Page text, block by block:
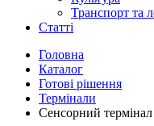
Транспорт та
Статті
Головна
Каталог
Готові рішення
Термінали
Сенсорний